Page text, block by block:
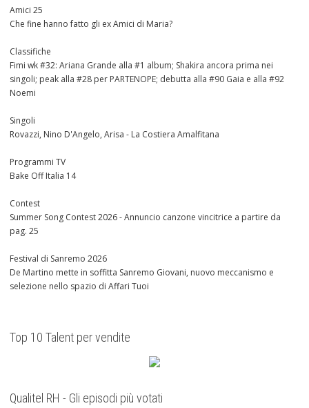
Amici 25
Che fine hanno fatto gli ex Amici di Maria?
Classifiche
Fimi wk #32: Ariana Grande alla #1 album; Shakira ancora prima nei
singoli; peak alla #28 per PARTENOPE; debutta alla #90 Gaia e alla #92
Noemi
Singoli
Rovazzi, Nino D'Angelo, Arisa - La Costiera Amalfitana
Programmi TV
Bake Off Italia 14
Contest
Summer Song Contest 2026 - Annuncio canzone vincitrice a partire da
pag. 25
Festival di Sanremo 2026
De Martino mette in soffitta Sanremo Giovani, nuovo meccanismo e
selezione nello spazio di Affari Tuoi
Top 10 Talent per vendite
Qualitel RH - Gli episodi più votati